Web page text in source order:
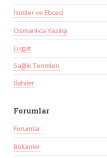
İsimler ve Ebced
Osmanlıca Yazılışı
Lugat
Sağlık Terimleri
İlahiler
Forumlar
Forumlar
Bölümler